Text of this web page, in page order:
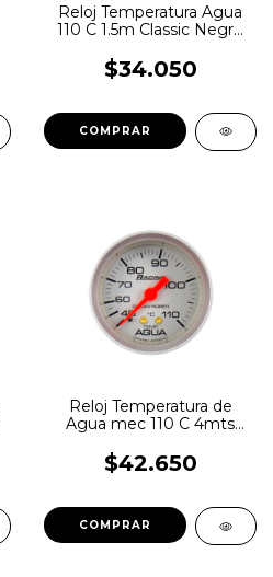
Reloj Temperatura Agua
110 C 1.5m Classic Negro
$34.050
Reloj Temperatura de
Agua mec 110 C 4mts
$42.650